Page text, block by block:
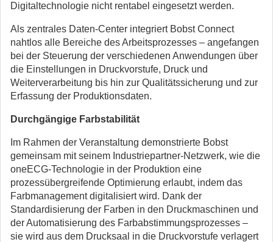
Digitaltechnologie nicht rentabel eingesetzt werden.
Als zentrales Daten-Center integriert Bobst Connect
nahtlos alle Bereiche des Arbeitsprozesses – angefangen
bei der Steuerung der verschiedenen Anwendungen über
die Einstellungen in Druckvorstufe, Druck und
Weiterverarbeitung bis hin zur Qualitätssicherung und zur
Erfassung der Produktionsdaten.
Durchgängige Farbstabilität
Im Rahmen der Veranstaltung demonstrierte Bobst
gemeinsam mit seinem Industriepartner-Netzwerk, wie die
oneECG-Technologie in der Produktion eine
prozessübergreifende Optimierung erlaubt, indem das
Farbmanagement digitalisiert wird. Dank der
Standardisierung der Farben in den Druckmaschinen und
der Automatisierung des Farbabstimmungsprozesses –
sie wird aus dem Drucksaal in die Druckvorstufe verlagert